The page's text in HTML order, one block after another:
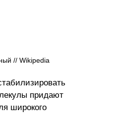
// Wikipedia
придают
широкого